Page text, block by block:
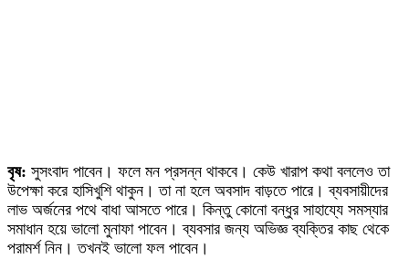
বৃষ: সুসংবাদ পাবেন। ফলে মন প্রসন্ন থাকবে। কেউ খারাপ কথা বললেও তা
উপেক্ষা করে হাসিখুশি থাকুন। তা না হলে অবসাদ বাড়তে পারে। ব্যবসায়ীদের
লাভ অর্জনের পথে বাধা আসতে পারে। কিন্তু কোনো বন্ধুর সাহায্যে সমস্যার
সমাধান হয়ে ভালো মুনাফা পাবেন। ব্যবসার জন্য অভিজ্ঞ ব্যক্তির কাছ থেকে
পরামর্শ নিন। তখনই ভালো ফল পাবেন।